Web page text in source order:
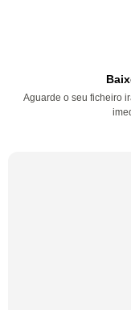
Aguarde o seu ficheiro